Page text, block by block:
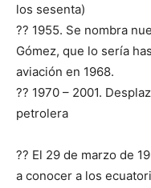
los sesenta)
?? 1955. Se nombra
Gómez, que lo sería
aviación en 1968.
?? 1970 – 2001.
petrolera
?? El 29 de marzo de
a conocer a los